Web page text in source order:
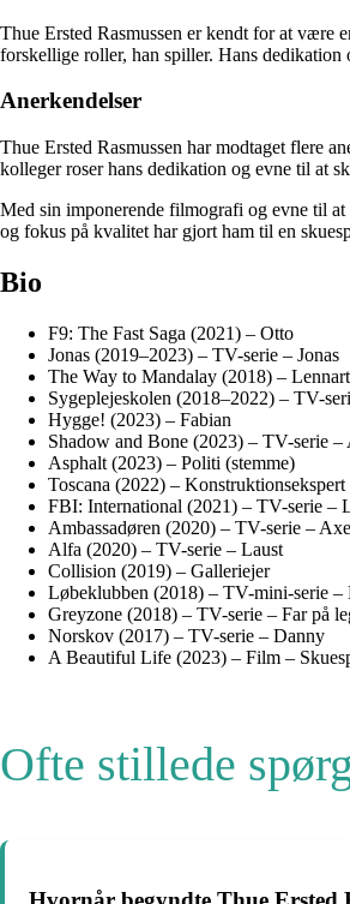
Thue Ersted Rasmussen er kendt for at være
forskellige roller, han spiller. Hans dedikation
Anerkendelser
Thue Ersted Rasmussen har modtaget flere
kolleger roser hans dedikation og evne til at
Med sin imponerende filmografi og evne til
og fokus på kvalitet har gjort ham til en
Bio
F9: The Fast Saga (2021) – Otto
Jonas (2019–2023) – TV-serie – Jonas
The Way to Mandalay (2018) – Lennart
Sygeplejeskolen (2018–2022) – TV-
Hygge! (2023) – Fabian
Shadow and Bone (2023) – TV-serie –
Asphalt (2023) – Politi (stemme)
Toscana (2022) – Konstruktionsekspert
FBI: International (2021) – TV-serie –
Ambassadøren (2020) – TV-serie –
Alfa (2020) – TV-serie – Laust
Collision (2019) – Galleriejer
Løbeklubben (2018) – TV-mini-serie –
Greyzone (2018) – TV-serie – Far på
Norskov (2017) – TV-serie – Danny
A Beautiful Life (2023) – Film –
Ofte stillede